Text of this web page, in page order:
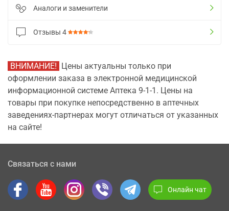
Аналоги и заменители
Отзывы 4
ВНИМАНИЕ! Цены актуальны только при
оформлении заказа в электронной медицинской
информационной системе Аптека 9-1-1. Цены на
товары при покупке непосредственно в аптечных
заведениях-партнерах могут отличаться от указанных
на сайте!
Связаться с нами
Онлайн чат